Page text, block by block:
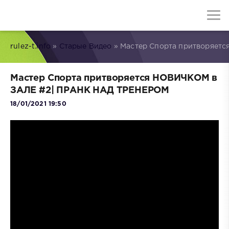
rulez-t.info » Старые Видео » Мастер Спорта
Мастер Спорта притворяется НОВИЧКОМ в
ЗАЛЕ #2| ПРАНК НАД ТРЕНЕРОМ
18/01/2021 19:50